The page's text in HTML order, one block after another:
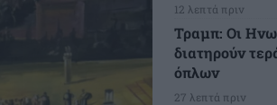
12 λεπτά πριν
Τραμπ: Οι
διατηρούν
όπλων
27 λεπτά πριν